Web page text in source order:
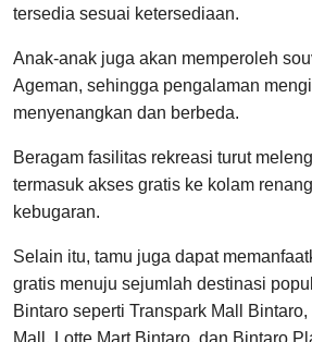
tersedia sesuai ketersediaan.
Anak-anak juga akan memperoleh
Ageman, sehingga pengalaman
menyenangkan dan berbeda.
Beragam fasilitas rekreasi turut
termasuk akses gratis ke kolam
kebugaran.
Selain itu, tamu juga dapat
gratis menuju sejumlah destinasi
Bintaro seperti Transpark Mall
Mall, Lotte Mart Bintaro, dan Bintaro